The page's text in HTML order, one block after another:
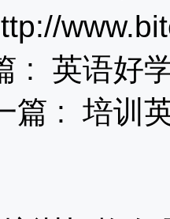
: 英语好
篇 : 培训